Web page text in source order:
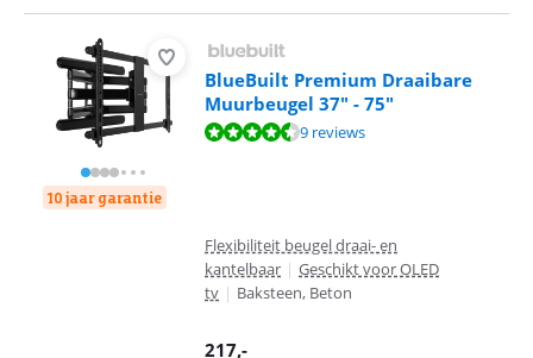
10 jaar garantie
BlueBuilt Premium Draaibare
Muurbeugel 37" - 75"
Beoordeling is 8,9 van de 10, gebaseerd op 9 reviews.
9 reviews
Flexibiliteit beugel draai- en
kantelbaar | Geschikt voor OLED
tv | Baksteen, Beton
217,-